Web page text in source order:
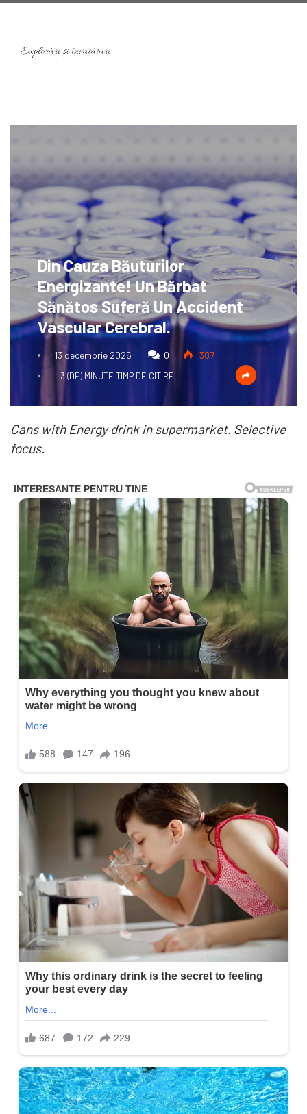
Din Cauza Băuturilor
Energizante! Un Bărbat
Sănătos Suferă Un Accident
Vascular Cerebral.
13 decembrie 2025 0 387
3 (DE) MINUTE TIMP DE CITIRE
Cans with Energy drink in supermarket. Selective
focus.